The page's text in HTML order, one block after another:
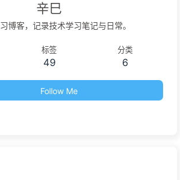
辛巳
博客，记录技术学习笔记与日常。
标签
49
分类
6
Follow Me